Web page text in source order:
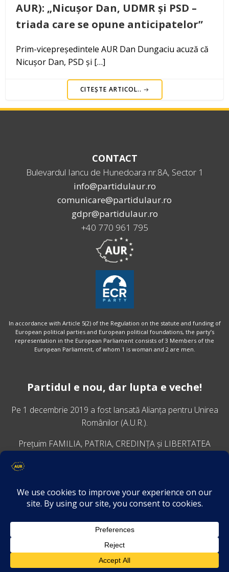
AUR): „Nicușor Dan, UDMR și PSD –
triada care se opune anticipatelor”
Prim-vicepreședintele AUR Dan Dungaciu acuză că
Nicușor Dan, PSD și […]
CITEȘTE ARTICOL..
CONTACT
Bulevardul Iancu de Hunedoara nr.8A, Sector 1
info@partidulaur.ro
comunicare@partidulaur.ro
gdpr@partidulaur.ro
+40 770 961 795
In accordance with Article 5(2) of the Regulation on the statute and funding of
European political parties and European political foundations, the party’s
representation in the European Parliament consists of 3 Members of the
European Parliament, of whom 1 is woman and 2 are men.
Partidul e nou, dar lupta e veche!
Pe 1 decembrie 2019 a fost lansatăAlianța pentru Unirea
Românilor (A.U.R.).
Prețuim FAMILIA, PATRIA, CREDINȚA și LIBERTATEA
VINO ALĂTURI DE NOI
Descarcă aplicația Platforma AUR
Termeni și condiții de confidențialitate
GDPR